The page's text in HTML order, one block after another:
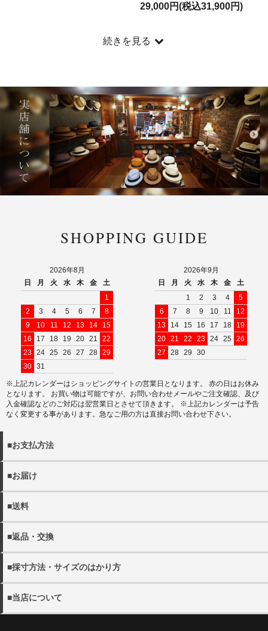
29,000円(税込31,900円)
続きを見る
SHOPPING GUIDE
2026年8月
日
月 火 水 木 金
土
1
2
3 4 5 6 7
8
9
10 11 12 13 14
15
16
17 18 19 20 21
22
23 24 25 26 27 28 29
30 31
2026年9月
日
月 火 水 木 金
土
1
2 3 4
5
6
7 8 9 10 11
12
13
14 15 16 17 18
19
20 21 22 23 24 25
26
27
28 29 30
※上記カレンダーはショッピングサイトの営業日となります。 赤の日はお休み
となります。 お買い物は可能ですが、お問い合わせメールやご注文確認、及び
入金確認などのご対応は翌営業日とさせて頂きます。 ※上記カレンダーは予告
なく変更する事があります。急なご用の方は直接お問い合わせ下さい。
■お支払方法
・クレジットカード決済
・代金引換（別途手数料440円）
■お届け
※宅配便でお届け先が沖縄・離島の場合日本郵政となる場合
がございます。
・配送日の指定をご希望の場合にはご注文の際にご希望日を
ご指定がない場合には、最短のお日にちで発送いたします。
・配送希望時間帯は、以下よりお選びください。
【午前中 12-14時 14-16時 16-18時 18-20時 19-21
時】
※メール便(ゆうパケット)はポスト投函となるたの日時指定
■送料
・各都道府県別送料につきましては下記リンクよりご確認く
ださい。
・メール便は全国一律300円となります。
■返品・交換
(shop@rep-hat.com)またはお電話（042-723-7854）までご
連絡ください。
※当店休業日は、
■採寸方法・サイズのはかり方
い。
■当店について